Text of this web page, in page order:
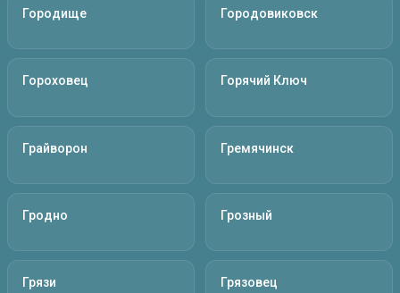
Городище Городовиковск
Гороховец Горячий Ключ
Грайворон Гремячинск
Гродно Грозный
Грязи Грязовец